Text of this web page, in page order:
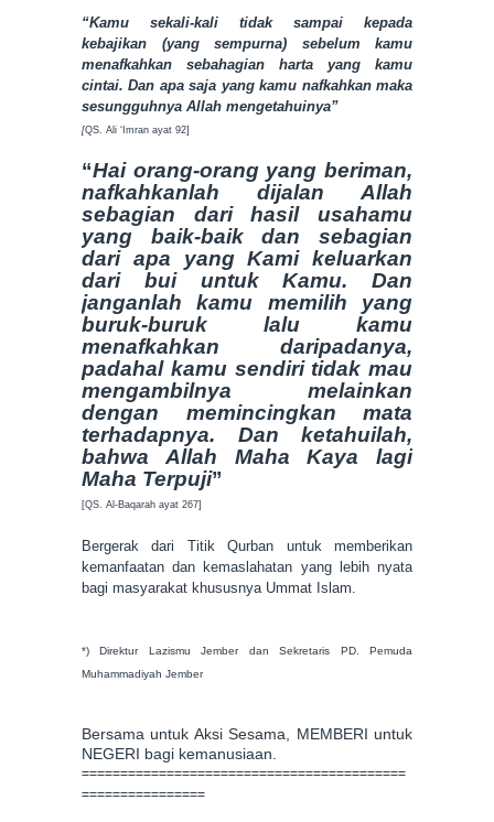
“Kamu sekali-kali tidak sampai kepada
kebajikan (yang sempurna) sebelum kamu
menafkahkan sebahagian harta yang kamu
cintai. Dan apa saja yang kamu nafkahkan maka
sesungguhnya Allah mengetahuinya”
[QS. Ali ‘Imran ayat 92]
“Hai orang-orang yang beriman,
nafkahkanlah dijalan Allah
sebagian dari hasil usahamu
yang baik-baik dan sebagian
dari apa yang Kami keluarkan
dari bui untuk Kamu. Dan
janganlah kamu memilih yang
buruk-buruk lalu kamu
menafkahkan daripadanya,
padahal kamu sendiri tidak mau
mengambilnya melainkan
dengan memincingkan mata
terhadapnya. Dan ketahuilah,
bahwa Allah Maha Kaya lagi
Maha Terpuji”
[QS. Al-Baqarah ayat 267]
Bergerak dari Titik Qurban untuk memberikan
kemanfaatan dan kemaslahatan yang lebih nyata
bagi masyarakat khususnya Ummat Islam.
*) Direktur Lazismu Jember dan Sekretaris PD. Pemuda
Muhammadiyah Jember
Bersama untuk Aksi Sesama, MEMBERI untuk
NEGERI bagi kemanusiaan.
==========================================
================